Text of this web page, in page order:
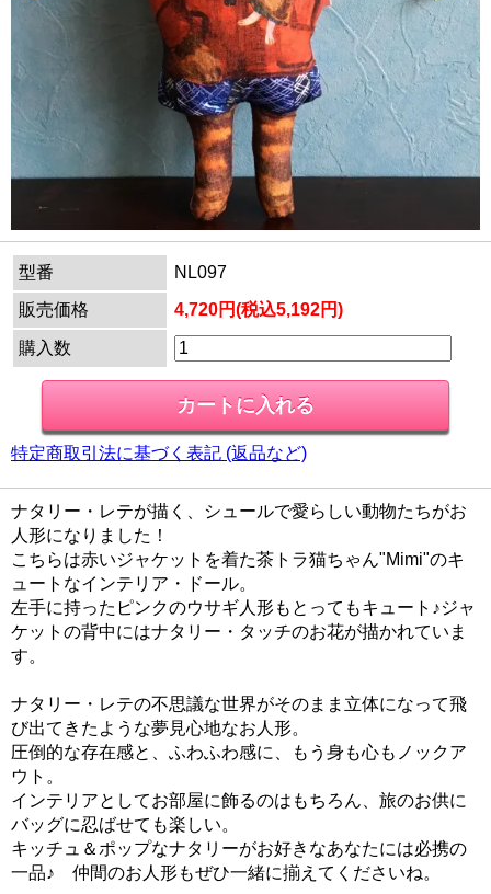
型番
NL097
販売価格
4,720円(税込5,192円)
購入数
特定商取引法に基づく表記 (返品など)
ナタリー・レテが描く、シュールで愛らしい動物たちがお
人形になりました！
こちらは赤いジャケットを着た茶トラ猫ちゃん"Mimi"のキ
ュートなインテリア・ドール。
左手に持ったピンクのウサギ人形もとってもキュート♪ジャ
ケットの背中にはナタリー・タッチのお花が描かれていま
す。
ナタリー・レテの不思議な世界がそのまま立体になって飛
び出てきたような夢見心地なお人形。
圧倒的な存在感と、ふわふわ感に、もう身も心もノックア
ウト。
インテリアとしてお部屋に飾るのはもちろん、旅のお供に
バッグに忍ばせても楽しい。
キッチュ＆ポップなナタリーがお好きなあなたには必携の
一品♪ 仲間のお人形もぜひ一緒に揃えてくださいね。